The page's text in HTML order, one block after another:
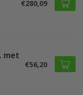
€280,09
met
€56,20